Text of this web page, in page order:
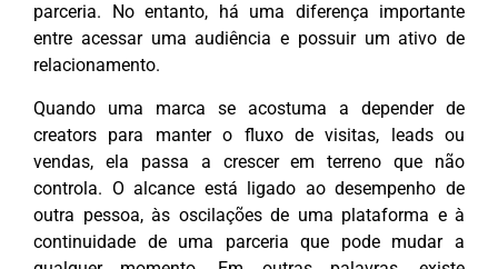
parceria. No entanto, há uma diferença importante
entre acessar uma audiência e possuir um ativo de
relacionamento.
Quando uma marca se acostuma a depender de
creators para manter o fluxo de visitas, leads ou
vendas, ela passa a crescer em terreno que não
controla. O alcance está ligado ao desempenho de
outra pessoa, às oscilações de uma plataforma e à
continuidade de uma parceria que pode mudar a